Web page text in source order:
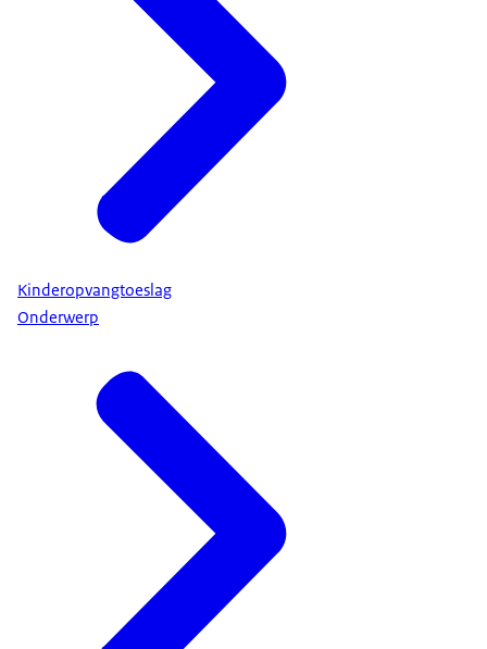
Kinderopvangtoeslag
Onderwerp